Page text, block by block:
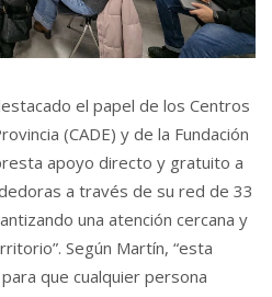
el papel de los Centros
(CADE) y de la Fundación
apoyo directo y gratuito a
a través de su red de 33
una atención cercana y
Según Martín, “esta
que cualquier persona